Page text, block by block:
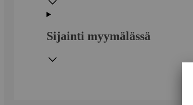
Sijainti myymälässä